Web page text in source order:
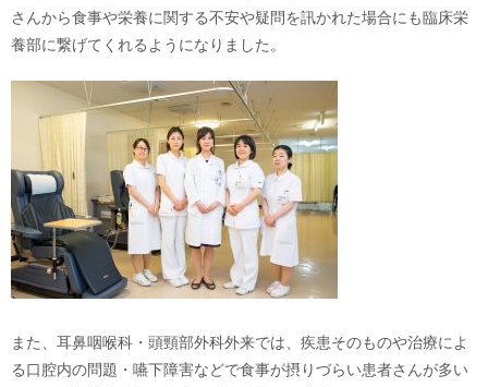
さんから食事や栄養に関する不安や疑問を訊かれた場合にも臨床栄
養部に繋げてくれるようになりました。
また、耳鼻咽喉科・頭頸部外科外来では、疾患そのものや治療によ
る口腔内の問題・嚥下障害などで食事が摂りづらい患者さんが多い